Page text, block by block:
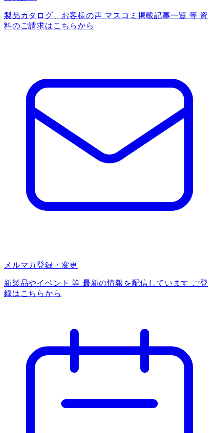
製品カタログ、お客様の声 マスコミ掲載記事一覧 等 資
料のご請求はこちらから
メルマガ登録・変更
新製品やイベント 等 最新の情報を配信しています ご登
録はこちらから